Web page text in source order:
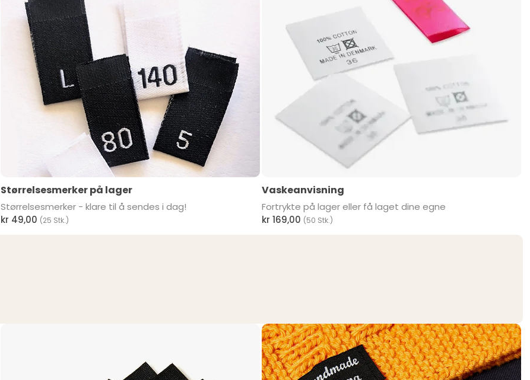
Størrelsesmerker på lager
Størrelsesmerker - klare til å sendes i dag!
kr 49,00 (25 Stk.)
Vaskeanvisning
Fortrykte på lager eller få laget dine egne
kr 169,00 (50 Stk.)